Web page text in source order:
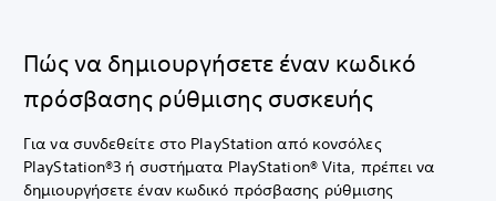
Πώς να δημιουργήσετε έναν κωδικό
πρόσβασης ρύθμισης συσκευής
Για να συνδεθείτε στο PlayStation από κονσόλες
PlayStation®3 ή συστήματα PlayStation® Vita, πρέπει να
δημιουργήσετε έναν κωδικό πρόσβασης ρύθμισης